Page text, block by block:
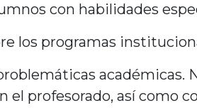
con habilidades
los programas
académicas.
el profesorado, así como